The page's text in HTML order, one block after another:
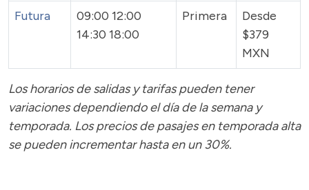
Futura
09:00 12:00
14:30 18:00
Primera
Desde
$379
MXN
Los horarios de salidas y tarifas pueden tener
variaciones dependiendo el día de la semana y
temporada. Los precios de pasajesen temporada alta
se pueden incrementar hasta en un 30%.